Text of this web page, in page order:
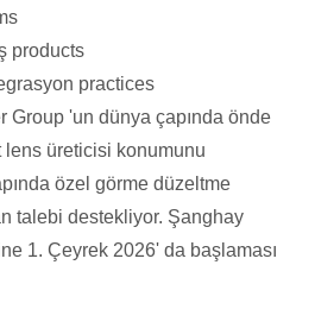
products
practices
Group 'un dünya çapında önde
üreticisi konumunu
özel görme düzeltme
talebi destekliyor. Şanghay
1. Çeyrek 2026' da başlaması